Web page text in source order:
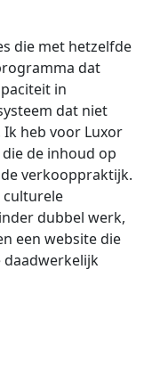
die met hetzelfde
dat
in
dat niet
heb voor Luxor
de inhoud op
verkooppraktijk.
culturele
dubbel werk,
een website die
daadwerkelijk